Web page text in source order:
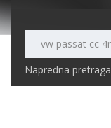
Napredna pretraga